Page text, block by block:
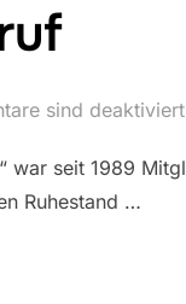
sind deaktiviert
war seit 1989
Ruhestand …